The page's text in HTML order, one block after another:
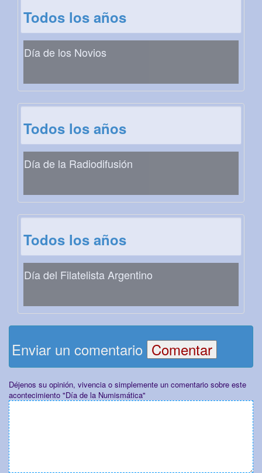
Todos los años
Día de los Novios
Todos los años
Día de la Radiodifusión
Todos los años
Día del Filatelista Argentino
Enviar un comentario
Déjenos su opinión, vivencia o simplemente un comentario sobre este
acontecimiento "Día de la Numismática"